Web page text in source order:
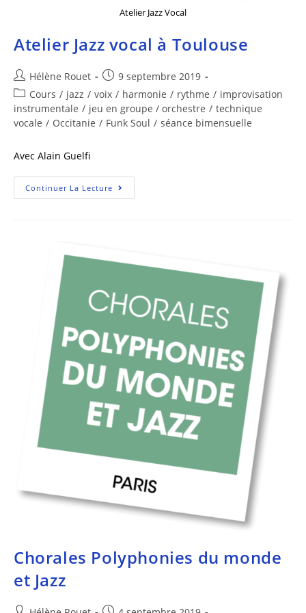
Atelier Jazz Vocal
Atelier Jazz vocal à Toulouse
Hélène Rouet
9 septembre 2019
Cours / jazz / voix / harmonie / rythme / improvisation
instrumentale / jeu en groupe / orchestre / technique
vocale / Occitanie / Funk Soul / séance bimensuelle
Avec Alain Guelfi
Continuer La Lecture
Chorales Polyphonies du monde
et Jazz